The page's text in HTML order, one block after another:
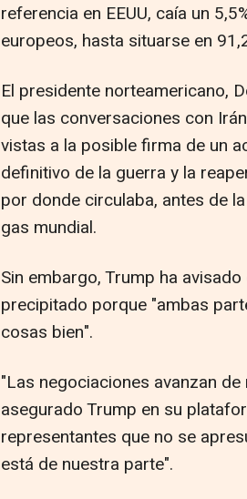
referencia en EEUU, caía un
europeos, hasta situarse en
El presidente norteamericano,
que las conversaciones con
vistas a la posible firma de un
definitivo de la guerra y la
por donde circulaba, antes de
gas mundial.
Sin embargo, Trump ha
precipitado porque "ambas
cosas bien".
"Las negociaciones avanzan
asegurado Trump en su
representantes que no se
está de nuestra parte".